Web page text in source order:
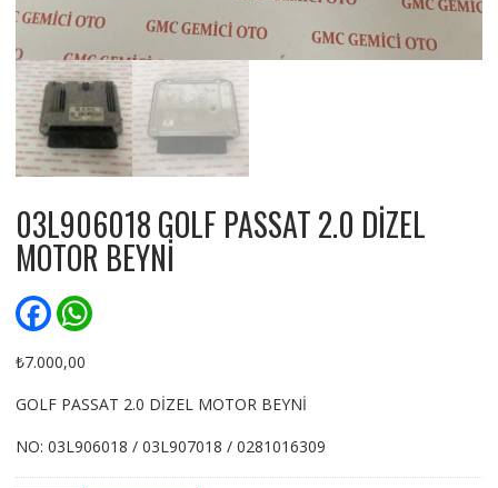
03L906018 GOLF PASSAT 2.0 DİZEL
MOTOR BEYNİ
F
a
e
o
W
h
p
₺7.000,00
GOLF PASSAT 2.0 DİZEL MOTOR BEYNİ
NO: 03L906018 / 03L907018 / 0281016309